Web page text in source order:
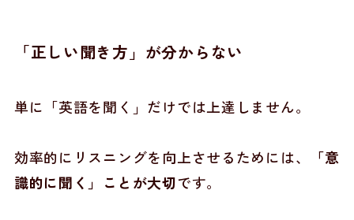
「正しい聞き方」が分からない
単に「英語を聞く」だけでは上達しません。
効率的にリスニングを向上させるためには、
「意
識的に聞く」ことが大切です。